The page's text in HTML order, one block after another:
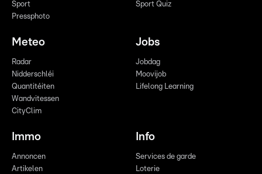
Sport
Pressphoto
Sport Quiz
Meteo
Radar
Nidderschléi
Quantitéiten
Wandvitessen
CityClim
Jobs
Jobdag
Moovijob
Lifelong Learning
Immo
Annoncen
Artikelen
Info
Services de garde
Loterie